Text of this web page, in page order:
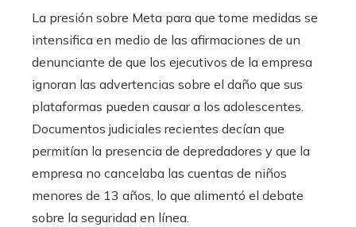
La presión sobre Meta para que tome medidas se
intensifica en medio de las afirmaciones de un
denunciante de que los ejecutivos de la empresa
ignoran las advertencias sobre el daño que sus
plataformas pueden causar a los adolescentes.
Documentos judiciales recientes decían que
permitían la presencia de depredadores y que la
empresa no cancelaba las cuentas de niños
menores de 13 años, lo que alimentó el debate
sobre la seguridad en línea.